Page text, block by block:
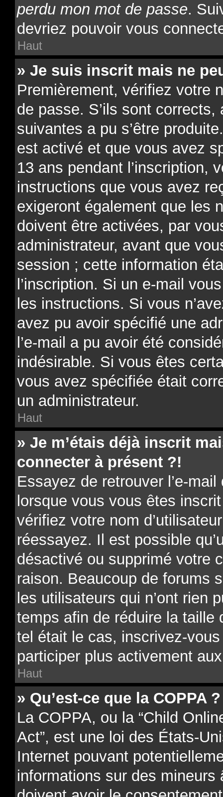
perdu mon mot de passe.
devriez pouvoir vous
Haut
» Je suis inscrit mais ne
Premièrement, vérifiez votre
de passe. S’ils sont
suivantes a pu s’être
est activé et que vous avez
13 ans pendant l’inscription,
instructions que vous avez
exigeront également que les
doivent être activées, par
administrateur, avant que
session ; cette information
l’inscription. Si un e-mail
les instructions. Si vous
avez pu avoir spécifié une
l’e-mail a pu avoir été
indésirable. Si vous êtes
vous avez spécifiée était
un administrateur.
Haut
» Je m’étais déjà inscrit
connecter à présent ?!
Essayez de retrouver l’e-
lorsque vous vous êtes
vérifiez votre nom
réessayez. Il est possible
désactivé ou supprimé votre
raison. Beaucoup de forums
les utilisateurs qui n’ont rien
temps afin de réduire la taille
tel était le cas, inscrivez-
participer plus activement
Haut
» Qu’est-ce que la COPPA ?
La COPPA, ou la “Child
Act”, est une loi des États-
Internet pouvant
informations sur des